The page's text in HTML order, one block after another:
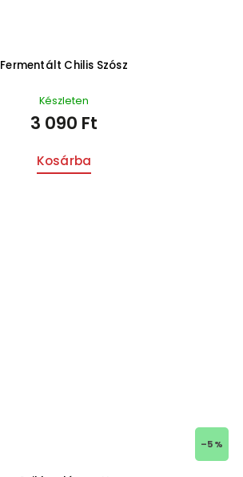
Fermentált Chilis Szósz
Készleten
3 090 Ft
Kosárba
–5 %